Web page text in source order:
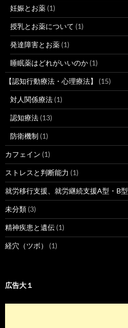
妊娠とお薬 (1)
授乳とお薬について (1)
発達障害とお薬 (1)
睡眠薬はどれがいいのか (1)
【認知行動療法・心理療法】 (15)
対人関係療法 (1)
認知療法 (13)
防衛機制 (1)
カフェイン (1)
ストレスと判断能力 (1)
就労移行支援、就労継続支援A型・B型
未分類 (3)
精神疾患と遺伝 (1)
経穴（ツボ） (1)
広告大１